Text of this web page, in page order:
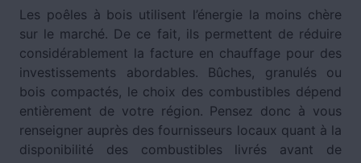
Les poêles à bois utilisent l’énergie la moins chère
sur le marché. De ce fait, ils permettent de réduire
considérablement la facture en chauffage pour des
investissements abordables. Bûches, granulés ou
bois compactés, le choix des combustibles dépend
entièrement de votre région. Pensez donc à vous
renseigner auprès des fournisseurs locaux quant à la
disponibilité des combustibles livrés avant de